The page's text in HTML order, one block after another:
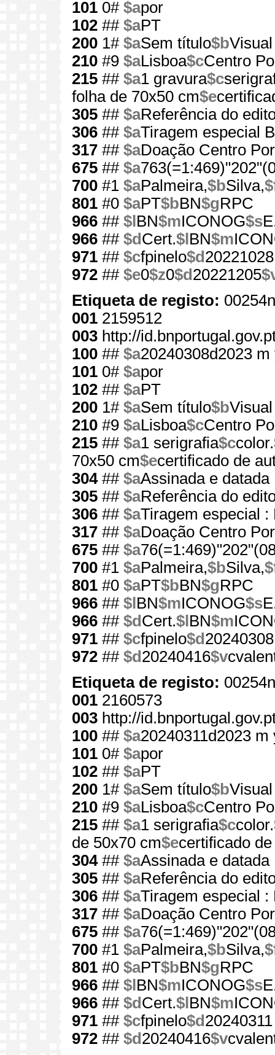
101 0# $apor
102 ## $aPT
200 1# $aSem título$b
210 #9 $aLisboa$cCentro
215 ## $a1 gravura$c
folha de 70x50 cm$e
305 ## $aReferência do
306 ## $aTiragem especial
317 ## $aDoação Centro
675 ## $a
700 #1 $aPalmeira,$bSilva,
801 #0 $aPT$bBN$gRPC
966 ## $l BN$mICONOG$s
966 ## $d Cert.$l BN$m
971 ## $cfpinelo$d 20221028
972 ## $e0$z0$d 20221205
Etiqueta de registo:
001 2159512
003 http://
100 ## $a20240308d2023
101 0# $apor
102 ## $aPT
200 1# $aSem título$b
210 #9 $aLisboa$cCentro
215 ## $a1 serigrafia$ccolor.
70x50 cm$ecertificado de
304## $aAssinada e datada
305 ## $aReferência do
306 ## $aTiragem especial :
317 ## $aDoação Centro
675 ## $a
700 #1 $aPalmeira,$bSilva,
801 #0 $aPT$bBN$gRPC
966 ## $l BN$mICONOG$s
966 ## $d Cert.$l BN$m
971 ## $cfpinelo$d 20240308
972 ## $d 20240416$v
Etiqueta de registo:
001 2160573
003 http://
100 ## $a20240311d2023
101 0# $apor
102 ## $aPT
200 1# $aSem título$b
210 #9 $aLisboa$cCentro
215 ## $a1 serigrafia$ccolor.
de 50x70 cm$ecertificado
304## $aAssinada e datada
305 ## $aReferência do
306 ## $aTiragem especial :
317 ## $aDoação Centro
675 ## $a
700 #1 $aPalmeira,$bSilva,
801 #0 $aPT$bBN$gRPC
966 ## $l BN$mICONOG$s
966 ## $d Cert.$l BN$m
971 ## $cfpinelo$d 20240311
972 ## $d 20240416$v